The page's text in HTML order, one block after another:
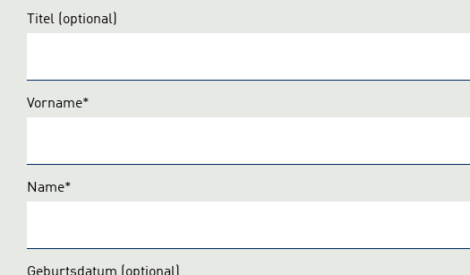
Titel (optional)
Vorname*
Name*